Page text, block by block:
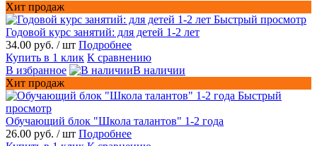
Хит продаж
Быстрый просмотр
Годовой курс занятий: для детей 1-2 лет
34.00 руб. / шт Подробнее
Купить в 1 клик К сравнению
В избранное
В наличии
Хит продаж
Быстрый
просмотр
Обучающий блок "Школа талантов" 1-2 года
26.00 руб. / шт Подробнее